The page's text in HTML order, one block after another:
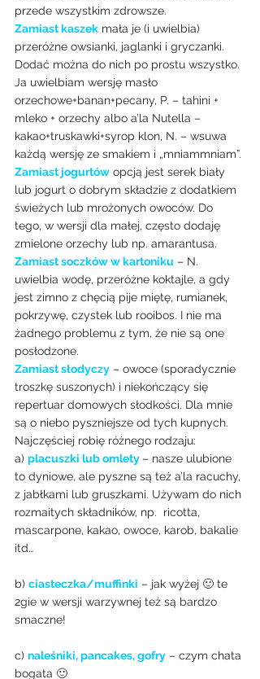
przede wszystkim zdrowsze.
Zamiast kaszek mała je (i uwielbia)
przeróżne owsianki, jaglanki i gryczanki.
Dodać można do nich po prostu wszystko.
Ja uwielbiam wersję masło
orzechowe+banan+pecany, P. – tahini +
mleko + orzechy albo a’la Nutella –
kakao+truskawki+syrop klon, N. – wsuwa
każdą wersję ze smakiem i „mniammniam”.
Zamiast jogurtów opcją jest serek biały
lub jogurt o dobrym składzie z dodatkiem
świeżych lub mrożonych owoców. Do
tego, w wersji dla małej, często dodaję
zmielone orzechy lub np. amarantusa.
Zamiast soczków w kartoniku – N.
uwielbia wodę, przeróżne koktajle, a gdy
jest zimno z chęcią pije miętę, rumianek,
pokrzywę, czystek lub rooibos. I nie ma
żadnego problemu z tym, że nie są one
posłodzone.
Zamiast słodyczy – owoce (sporadycznie
troszkę suszonych) i niekończący się
repertuar domowych słodkości. Dla mnie
są o niebo pyszniejsze od tych kupnych.
Najczęściej robię różnego rodzaju:
a) placuszki lub omlety – nasze ulubione
to dyniowe, ale pyszne są też a’la racuchy,
z jabłkami lub gruszkami. Używam do nich
rozmaitych składników, np.  ricotta,
mascarpone, kakao, owoce, karob, bakalie
itd…
b) ciasteczka/muffinki – jak wyżej 🙂 te
2gie w wersji warzywnej też są bardzo
smaczne!
c) naleśniki, pancakes, gofry – czym chata
bogata 🙂